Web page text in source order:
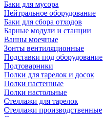
Баки для мусора
Нейтральное оборудование
Баки для сбора отходов
Барные модули и станции
Ванны моечные
Зонты вентиляционные
Подставки под оборудование
Подтоварники
Полки для тарелок и досок
Полки настенные
Полки настольные
Стеллажи для тарелок
Стеллажи производственные